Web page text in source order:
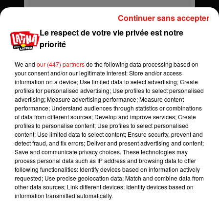
Une publication partagée par Llane (@llanepiso21)le14
Les internautes ne verront donc pas Llane (Juan
Luis Castano , de son vrai nom) et ses camarades
de Piso21, Pablito, Dim
Le respect de votre vie privée est notre
priorité
We and our (447) partnersdo the following data processing based on
your consent and/or our legitimate interest: Store and/or access
information on a device; Use limited data to select advertising; Create
profiles for personalised advertising; Use profiles to select personalised
advertising; Measure advertising performance; Measure content
performance; Understand audiences through statistics or combinations
of data from different sources; Develop and improve services; Create
profiles to personalise content; Use profiles to select personalised
content; Use limited data to select content; Ensure security, prevent and
detect fraud, and fix errors; Deliver and present advertising and content;
Save and communicate privacy choices. These technologies may
process personal data such as IP address and browsing data to offer
following functionalities: Identify devices based on information actively
requested; Use precise geolocation data; Match and combine data from
other data sources; Link different devices; Identify devices based on
information transmitted automatically.
Continuer sans accepter